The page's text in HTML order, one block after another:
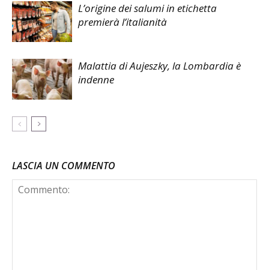
L’origine dei salumi in etichetta
premierà l’italianità
Malattia di Aujeszky, la Lombardia è
indenne
LASCIA UN COMMENTO